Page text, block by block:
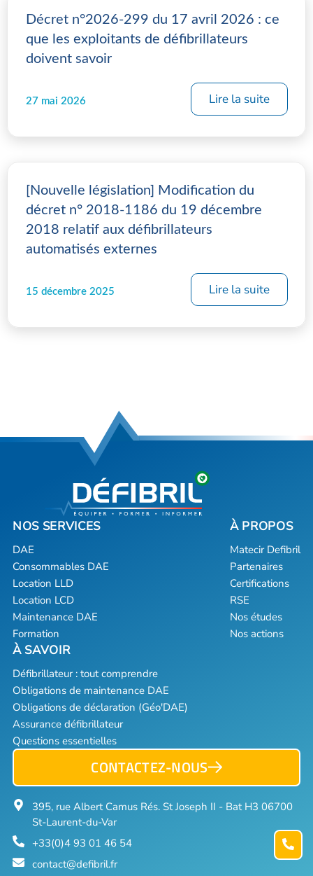
Décret n°2026-299 du 17 avril 2026 : ce
que les exploitants de défibrillateurs
doivent savoir
27 mai 2026 Lire la suite
[Nouvelle législation] Modification du
décret n° 2018-1186 du 19 décembre
2018 relatif aux défibrillateurs
automatisés externes
15 décembre 2025 Lire la suite
DAE
Consommables DAE
Location LLD
Location LCD
Maintenance DAE
Formation
Matecir Defibril
Partenaires
Certifications
RSE
Nos études
Nos actions
Défibrillateur : tout comprendre
Obligations de maintenance DAE
Obligations de déclaration (Géo'DAE)
Assurance défibrillateur
Questions essentielles
CONTACTEZ-NOUS
395, rue Albert Camus Rés. St Joseph II - Bat H3 06700
St-Laurent-du-Var
+33(0)4 93 01 46 54
contact@defibril.fr